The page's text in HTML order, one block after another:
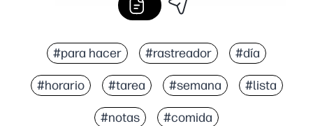
#para hacer #rastreador #día
#horario #tarea #semana #lista
#notas #comida